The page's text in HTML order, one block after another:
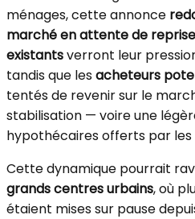
ménages, cette annonce
marché en attente de reprise
existantsverront leur
tandis que lesacheteurs
tentés de revenir sur le
stabilisation — voire une
hypothécaires offerts par les
Cette dynamique pourrait
grands centres urbains, où
étaient mises sur pause